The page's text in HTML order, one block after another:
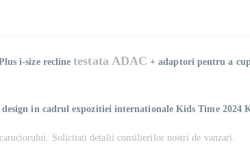
i-size reclinetestata ADAC + adaptori pentru a
in cadrul expozitiei internationale Kids Time 2024
Solicitati detalii consilierilor nostri de vanzari.